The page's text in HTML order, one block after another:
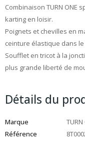
Combinaison TURN ONE
karting en loisir.
Poignets et chevilles en
ceinture élastique dans
Soufflet en tricot à la
plus grande liberté de
Détails du
Marque
TURN
Référence